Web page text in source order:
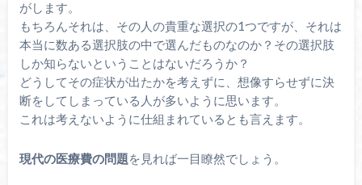
がします。
もちろんそれは、その人の貴重な選択の1つですが、それは
本当に数ある選択肢の中で選んだものなのか？その選択肢
しか知らないということはないだろうか？
どうしてその症状が出たかを考えずに、想像すらせずに決
断をしてしまっている人が多いように思います。
これは考えないように仕組まれているとも言えます。
現代の医療費の問題を見れば一目瞭然でしょう。